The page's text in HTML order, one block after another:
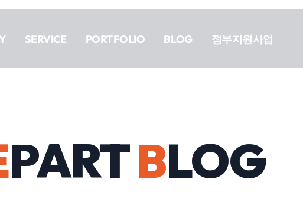
SERVICE PORTFOLIO BLOG 정부지원사업
PARTBLOG